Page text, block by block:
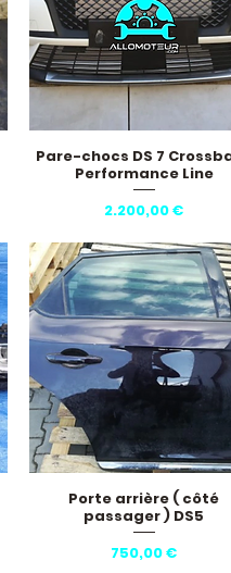
Hurtigvisning
Pare-chocs DS 7
Performance Line
Pris
2.200,00 €
Hurtigvisning
Porte arrière ( côté
passager ) DS5
Pris
750,00 €